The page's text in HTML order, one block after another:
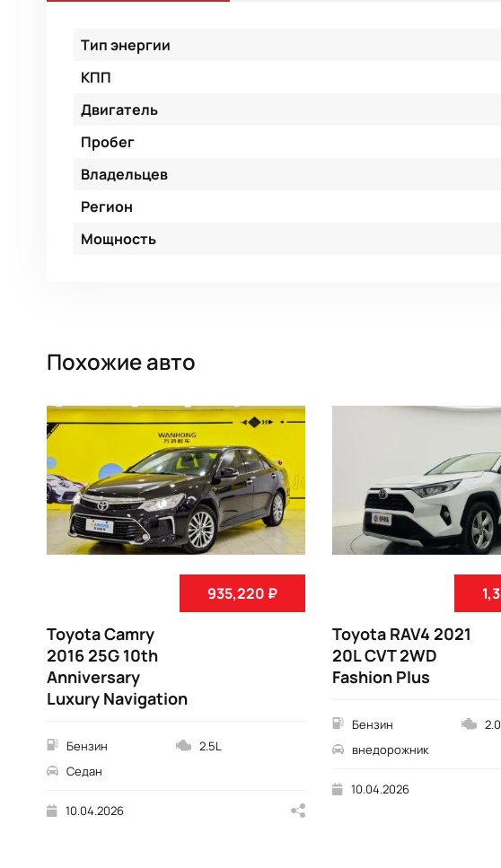
Тип энергии
КПП
Двигатель
Пробег
Владельцев
Регион
Мощность
Похожие авто
935,220 ₽
Toyota Camry
2016 25G 10th
Anniversary
Luxury Navigation
Бензин
2.5L
Седан
10.04.2026
Toyota RAV4 2021
20L CVT 2WD
Fashion Plus
Бензин
внедорожник
10.04.2026